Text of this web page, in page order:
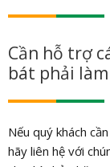
Cần hỗ trợ
bát phải làm
Nếu quý khách
hãy liên hệ với